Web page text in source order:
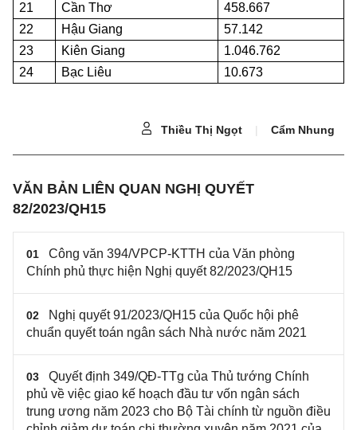
21 Cần Thơ
458.667
22
Hậu Giang
57.142
23
Kiên Giang
1.046.762
24
Bạc Liêu 10.673
Thiều Thị Ngọt | Cẩm Nhung
VĂN BẢN LIÊN QUAN NGHỊ QUYẾT
82/2023/QH15
01
Công văn 394/VPCP-KTTH của Văn phòng
Chính phủ thực hiện Nghị quyết 82/2023/QH15
02
Nghị quyết 91/2023/QH15 của Quốc hội phê
chuẩn quyết toán ngân sách Nhà nước năm 2021
03
Quyết định 349/QĐ-TTg của Thủ tướng Chính
phủ về việc giao kế hoạch đầu tư vốn ngân sách
trung ương năm 2023 cho Bộ Tài chính từ nguồn điều